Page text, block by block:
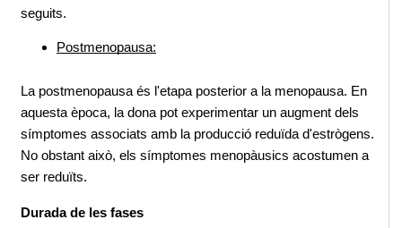
seguits.
Postmenopausa:
La postmenopausa és l'etapa posterior a la menopausa. En
aquesta època, la dona pot experimentar un augment dels
símptomes associats amb la producció reduïda d'estrògens.
No obstant això, els símptomes menopàusics acostumen a
ser reduïts.
Durada de les fases